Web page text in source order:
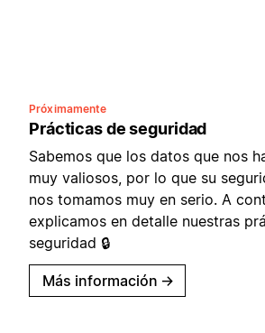
Próximamente
Prácticas de seguridad
Sabemos que los datos que nos
muy valiosos, por lo que su
nos tomamos muy en serio. A
explicamos en detalle nuestras
seguridad 🔒
Más información →